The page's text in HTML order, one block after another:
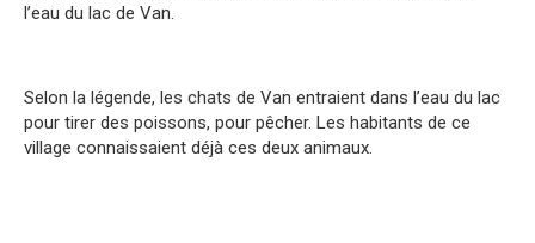
l’eau du lac de Van.
Selon la légende, les chats de Van entraient dans l’eau du lac
pour tirer des poissons, pour pêcher. Les habitants de ce
village connaissaient déjà ces deux animaux.